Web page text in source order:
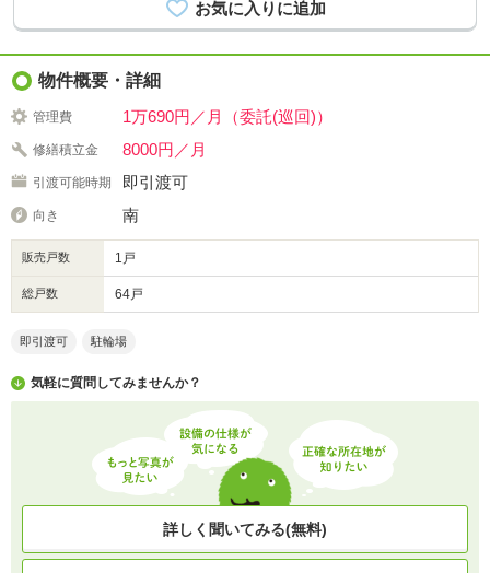
物件概要・詳細
管理費 1万690円／月（委託(巡回)）
修繕積立金 8000円／月
引渡可能時期 即引渡可
向き 南
販売戸数 1戸
総戸数 64戸
即引渡可 駐輪場
気軽に質問してみませんか？
詳しく聞いてみる(無料)